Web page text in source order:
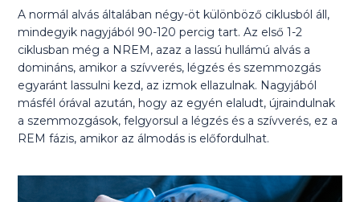
A normál alvás általában négy-öt különböző ciklusból áll,
mindegyik nagyjából 90-120 percig tart. Az első 1-2
ciklusban még a NREM, azaz a lassú hullámú alvás a
domináns, amikor a szívverés, légzés és szemmozgás
egyaránt lassulni kezd, az izmok ellazulnak. Nagyjából
másfél órával azután, hogy az egyén elaludt, újraindulnak
a szemmozgások, felgyorsul a légzés és a szívverés, ez a
REM fázis, amikor az álmodás is előfordulhat.